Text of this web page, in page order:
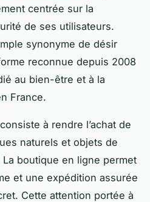
centrée sur la
de ses utilisateurs.
synonyme de désir
reconnue depuis 2008
au bien-être et à la
France.
à rendre l’achat de
naturels et objets de
boutique en ligne permet
et une expédition assurée
Cette attention portée à